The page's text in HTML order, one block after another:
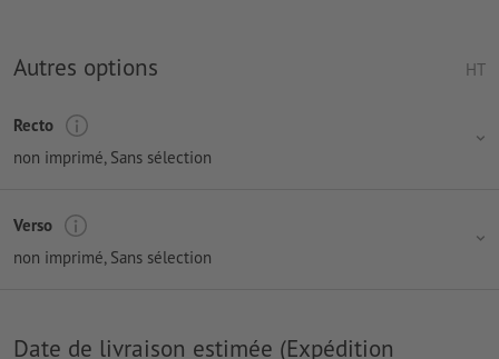
Autres options HT
Recto
non imprimé, Sans sélection
Verso
non imprimé, Sans sélection
Date de livraison estimée (Expédition